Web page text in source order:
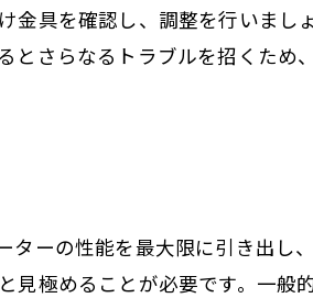
金具を確認し、調整を行いまし
とさらなるトラブルを招くため
ターの性能を最大限に引き出し
見極めることが必要です。一般